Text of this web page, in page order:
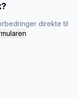
direkte til